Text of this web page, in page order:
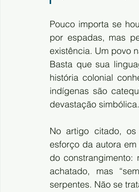
Pouco importa se
por espadas, mas
existência. Um povo
Basta que sua
história colonial
indígenas são
devastação simbólica.
No artigo citado, os
esforço da autora
do constrangimento:
achatado, mas
serpentes. Não se